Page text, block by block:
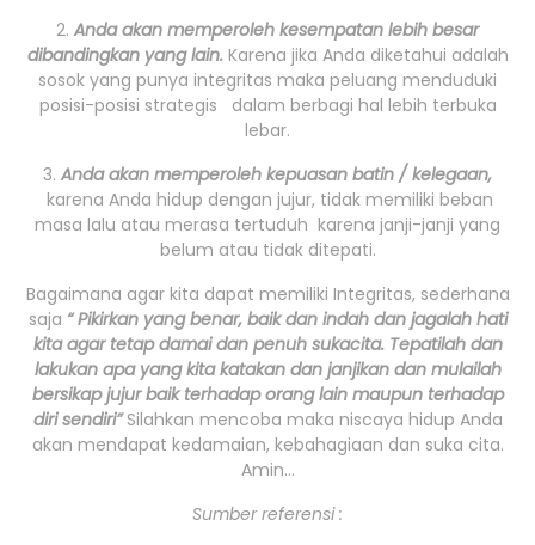
2. Anda akan memperoleh kesempatan lebih besar
dibandingkan yang lain.Karena jika Anda diketahui adalah
sosok yang punya integritas maka peluang menduduki
posisi-posisi strategis dalam berbagi hal lebih terbuka
lebar.
3. Anda akan memperoleh kepuasan batin / kelegaan,
karena Anda hidup dengan jujur, tidak memiliki beban
masa lalu atau merasa tertuduh karena janji-janji yang
belum atau tidak ditepati.
Bagaimana agar kita dapat memiliki Integritas, sederhana
saja “ Pikirkan yang benar, baik dan indah dan jagalah hati
kita agar tetap damai dan penuh sukacita. Tepatilah dan
lakukan apa yang kita katakan dan janjikan dan mulailah
bersikap jujur baik terhadap orang lain maupun terhadap
diri sendiri”Silahkan mencoba maka niscaya hidup Anda
akan mendapat kedamaian, kebahagiaan dan suka cita.
Amin…
Sumber referensi :